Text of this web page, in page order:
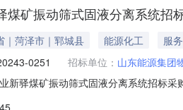
煤矿振动筛式固液分离系统招
｜菏泽市｜郓城县 能源化工
服务
0251 招标单位： 山东能源集团
新驿煤矿振动筛式固液分离系统招标